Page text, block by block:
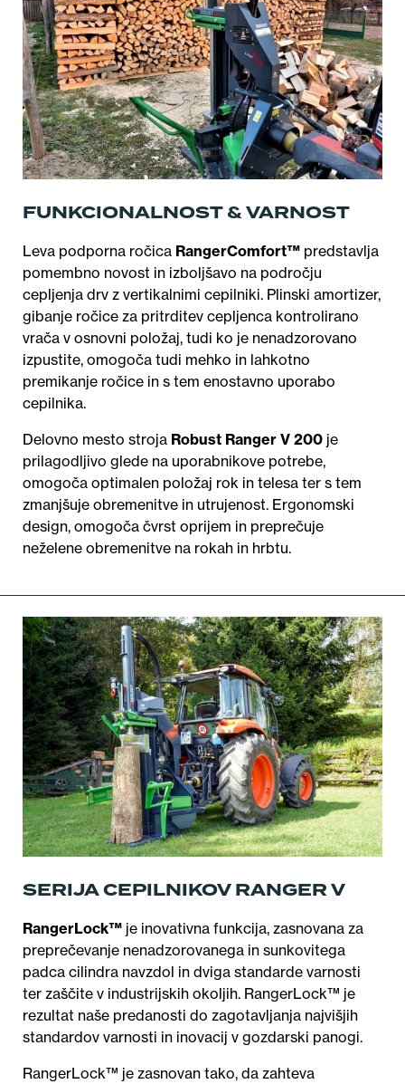
FUNKCIONALNOST & VARNOST
Leva podporna ročica RangerComfort™ predstavlja
pomembno novost in izboljšavo na področju
cepljenja drv z vertikalnimi cepilniki. Plinski amortizer,
gibanje ročice za pritrditev cepljenca kontrolirano
vrača v osnovni položaj, tudi ko je nenadzorovano
izpustite, omogoča tudi mehko in lahkotno
premikanje ročice in s tem enostavno uporabo
cepilnika.
Delovno mesto stroja Robust Ranger V 200 je
prilagodljivo glede na uporabnikove potrebe,
omogoča optimalen položaj rok in telesa ter s tem
zmanjšuje obremenitve in utrujenost. Ergonomski
design, omogoča čvrst oprijem in preprečuje
neželene obremenitve na rokah in hrbtu.
SERIJA CEPILNIKOV RANGER V
RangerLock™ je inovativna funkcija, zasnovana za
preprečevanje nenadzorovanega in sunkovitega
padca cilindra navzdol in dviga standarde varnosti
ter zaščite v industrijskih okoljih. RangerLock™ je
rezultat naše predanosti do zagotavljanja najvišjih
standardov varnosti in inovacij v gozdarski panogi.
RangerLock™ je zasnovan tako, da zahteva